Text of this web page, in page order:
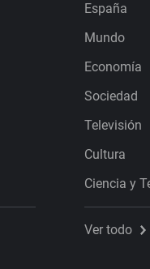
España
Mundo
Economía
Sociedad
Televisión
Cultura
Ciencia y
Ver todo